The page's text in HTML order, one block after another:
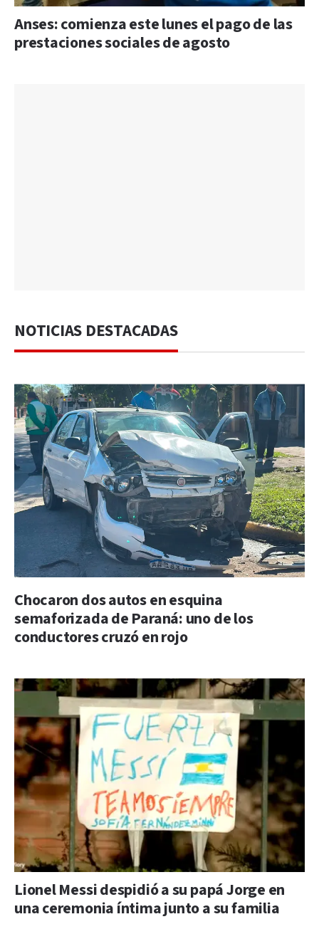
Anses: comienza este lunes el pago de las
prestaciones sociales de agosto
NOTICIAS DESTACADAS
Chocaron dos autos en esquina
semaforizada de Paraná: uno de los
conductores cruzó en rojo
Lionel Messi despidió a su papá Jorge en
una ceremonia íntima junto a su familia